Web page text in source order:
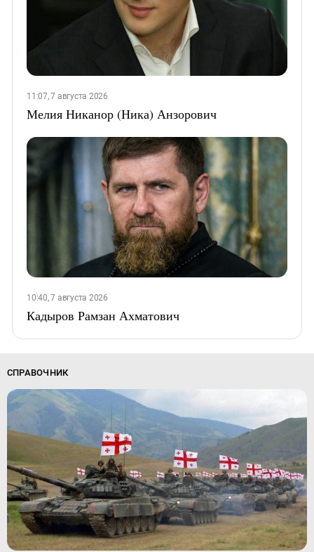
11:07, 7 августа 2026
Мелия Никанор (Ника) Анзорович
10:40, 7 августа 2026
Кадыров Рамзан Ахматович
СПРАВОЧНИК